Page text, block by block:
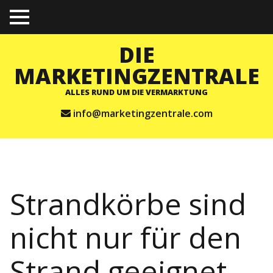
TO
GGL
DIE
MARKETINGZENTRALE
ALLES RUND UM DIE VERMARKTUNG
info@marketingzentrale.com
Strandkörbe sind
nicht nur für den